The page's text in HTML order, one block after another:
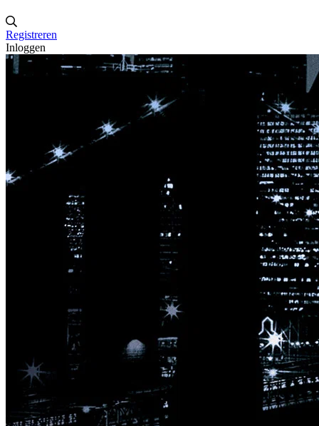
Registreren
Inloggen